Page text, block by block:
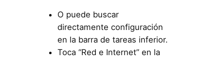
O puede buscar
directamente configuración
en la barra de tareas inferior.
Toca “Red e Internet” en la